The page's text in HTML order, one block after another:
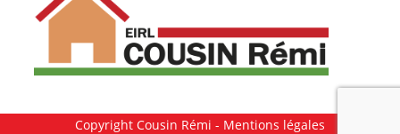
Copyright Cousin Rémi - Mentions légales